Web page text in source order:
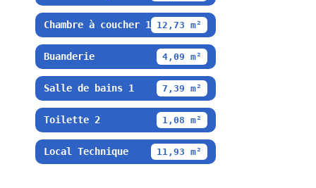
Chambre à coucher 1 12,73 m²
Buanderie 4,09 m²
Salle de bains 1 7,39 m²
Toilette 2 1,08 m²
Local Technique 11,93 m²